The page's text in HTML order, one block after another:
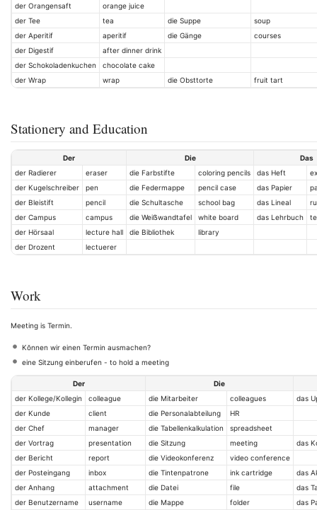
der Orangensaft
orange juice
der Tee
tea die Suppe
soup
der Aperitif
aperitif die Gänge
courses
der Digestif
after dinner drink
der Schokoladenkuchen
chocolate cake
der Wrap
wrap die Obsttorte fruit tart
Stationery and Education
Der Die
Das
der Radierer
eraser die Farbstifte coloring pencils das Heft
der Kugelschreiber
pen die Federmappe pencil case das Papier
der Bleistift
pencil die Schultasche school bag das Lineal
der Campus
campus die Weiẞwandtafel white board das Lehrbuch
der Hörsaal
lecture hall die Bibliothek
library
der Drozent
lectuerer
Work
Meeting is Termin.
Kŏnnen wir einen Termin ausmachen?
eine Sitzung einberufen - to hold a meeting
Der
Die
der Kollege/Kollegin
colleague die Mitarbeiter colleagues
das
der Kunde
client die Personalabteilung
HR
der Chef
manager die Tabellenkalkulation
spreadsheet
der Vortrag
presentation die Sitzung meeting
das
der Bericht
report die Videokonferenz
video conference
der Posteingang
inbox die Tintenpatrone ink cartridge
das
der Anhang
attachment die Datei file
das
der Benutzername
username die Mappe folder
das